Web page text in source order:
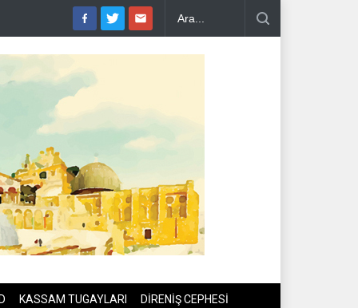
PEZEŞKİYAN'DAN HALİL EL HAYYE'YE TEBRİK
KASSAM TUGAYLARI DİRENİŞ CEPHESİ